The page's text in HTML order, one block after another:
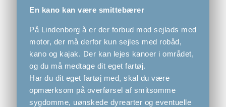
En kano kan være smittebærer
På Lindenborg å er der forbud mod sejlads med
motor, der må derfor kun sejles med robåd,
kano og kajak. Der kan lejes kanoer i området,
og du må medtage dit eget fartøj.
Har du dit eget fartøj med, skal du være
opmærksom på overførsel af smitsomme
sygdomme, uønskede dyrearter og eventuelle